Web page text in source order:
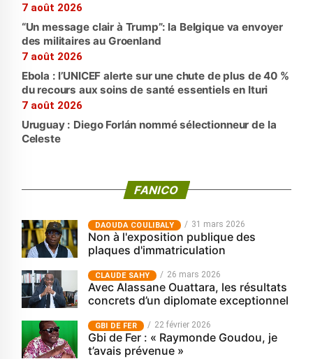
7 août 2026
“Un message clair à Trump”: la Belgique va envoyer
des militaires au Groenland
7 août 2026
Ebola : l’UNICEF alerte sur une chute de plus de 40 %
du recours aux soins de santé essentiels en Ituri
7 août 2026
Uruguay : Diego Forlán nommé sélectionneur de la
Celeste
FANICO
‎DAOUDA COULIBALY 31 mars 2026
Non à l'exposition publique des
plaques d'immatriculation
CLAUDE SAHY 26 mars 2026
Avec Alassane Ouattara, les résultats
concrets d’un diplomate exceptionnel
GBI DE FER 22 février 2026
Gbi de Fer : « Raymonde Goudou, je
t’avais prévenue »